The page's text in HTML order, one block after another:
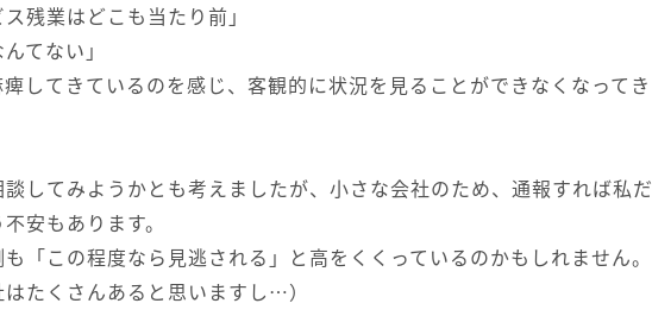
残業はどこも当たり前」
てない」
してきているのを感じ、客観的に状況を見ることができなくなってき
してみようかとも考えましたが、小さな会社のため、通報すれば私だ
安もあります。
「この程度なら見逃される」と高をくくっているのかもしれません。
はたくさんあると思いますし…）